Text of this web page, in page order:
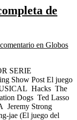
de
en Globos
SERIE
Show Post El juego
Hacks The
Dogs Ted Lasso
Jeremy Strong
jae (El juego del